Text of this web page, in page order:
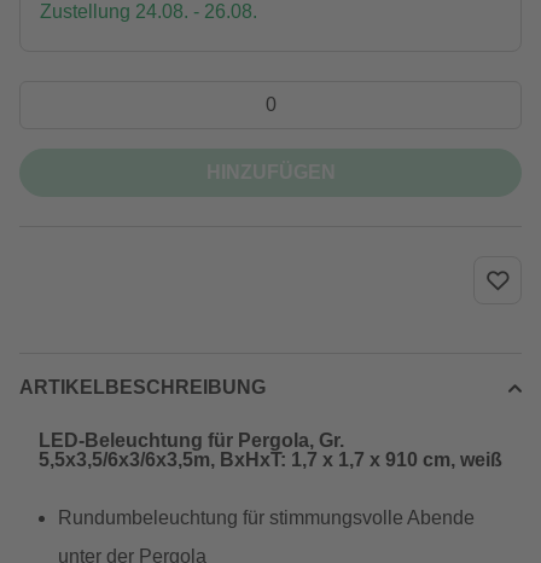
Zustellung 24.08. - 26.08.
ARTIKELBESCHREIBUNG
LED-Beleuchtung für Pergola, Gr.
5,5x3,5/6x3/6x3,5m, BxHxT: 1,7 x 1,7 x 910 cm, weiß
Rundumbeleuchtung für stimmungsvolle Abende
unter der Pergola